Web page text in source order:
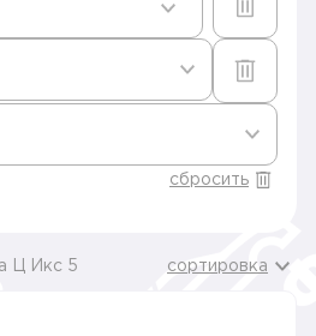
сбросить
Ц Икс 5 сортировка